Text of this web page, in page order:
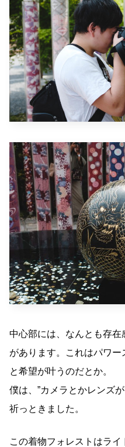
中心部には、なんとも存在
があります。これはパワ
と希望が叶うのだとか。
僕は、”カメラとかレンズ
祈っときました。
この着物フォレストはライ